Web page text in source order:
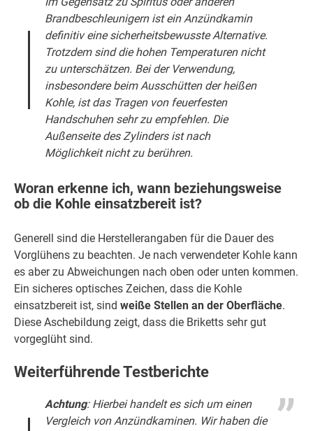
Brandbeschleunigern ist ein Anzündkamin
definitiv eine sicherheitsbewusste Alternative.
Trotzdem sind die hohen Temperaturen nicht
zu unterschätzen. Bei der Verwendung,
insbesondere beim Ausschütten der heißen
Kohle, ist das Tragen von feuerfesten
Handschuhen sehr zu empfehlen. Die
Außenseite des Zylinders ist nach
Möglichkeit nicht zu berühren.
Woran erkenne ich, wann beziehungsweise
ob die Kohle einsatzbereit ist?
Generell sind die Herstellerangaben für die Dauer des
Vorglühens zu beachten. Je nach verwendeter Kohle kann
es aber zu Abweichungen nach oben oder unten kommen.
Ein sicheres optisches Zeichen, dass die Kohle
einsatzbereit ist, sind weiße Stellen an der Oberfläche.
Diese Aschebildung zeigt, dass die Briketts sehr gut
vorgeglüht sind.
Weiterführende Testberichte
Achtung: Hierbei handelt es sich um einen
Vergleich von Anzündkaminen. Wir haben die